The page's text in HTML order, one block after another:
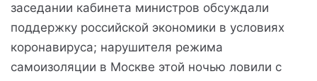
заседании кабинета министров обсуждали
поддержку российской экономики в условиях
коронавируса; нарушителя режима
самоизоляции в Москве этой ночью ловили с